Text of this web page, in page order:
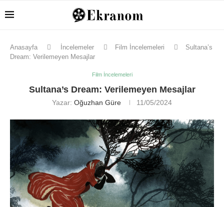
Anasayfa İncelemeler Film İncelemeleri
Sultana’s
Dream: Verilemeyen Mesajlar
Film İncelemeleri
Sultana’s Dream: Verilemeyen Mesajlar
Yazar: Oğuzhan Güre 11/05/2024